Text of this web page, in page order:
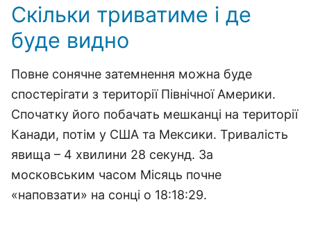
Скільки триватиме і де
буде видно
Повне сонячне затемнення можна буде
спостерігати з території Північної Америки.
Спочатку його побачать мешканці на території
Канади, потім у США та Мексики. Тривалість
явища – 4 хвилини 28 секунд. За
московським часом Місяць почне
«наповзати» на сонці о 18:18:29.